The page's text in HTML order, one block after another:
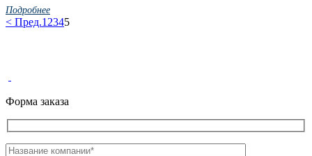
Подробнее
< Пред.1 2345
Форма заказа